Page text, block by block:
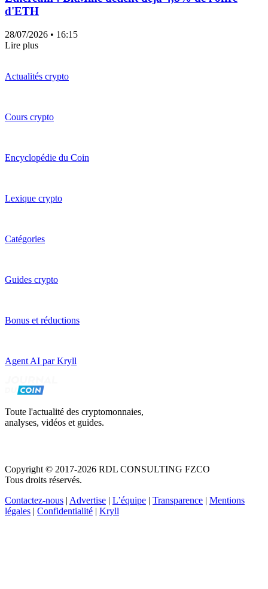
d'ETH
28/07/2026 • 16:15
Lire plus
Actualités crypto
Cours crypto
Encyclopédie du Coin
Lexique crypto
Catégories
Guides crypto
Bonus et réductions
Agent AI par Kryll
Toute l'actualité des cryptomonnaies,
analyses, vidéos et guides.
Copyright © 2017-2026 RDL CONSULTING FZCO
Tous droits réservés.
Contactez-nous | Advertise | L’équipe | Transparence | Mentions
légales | Confidentialité | Kryll